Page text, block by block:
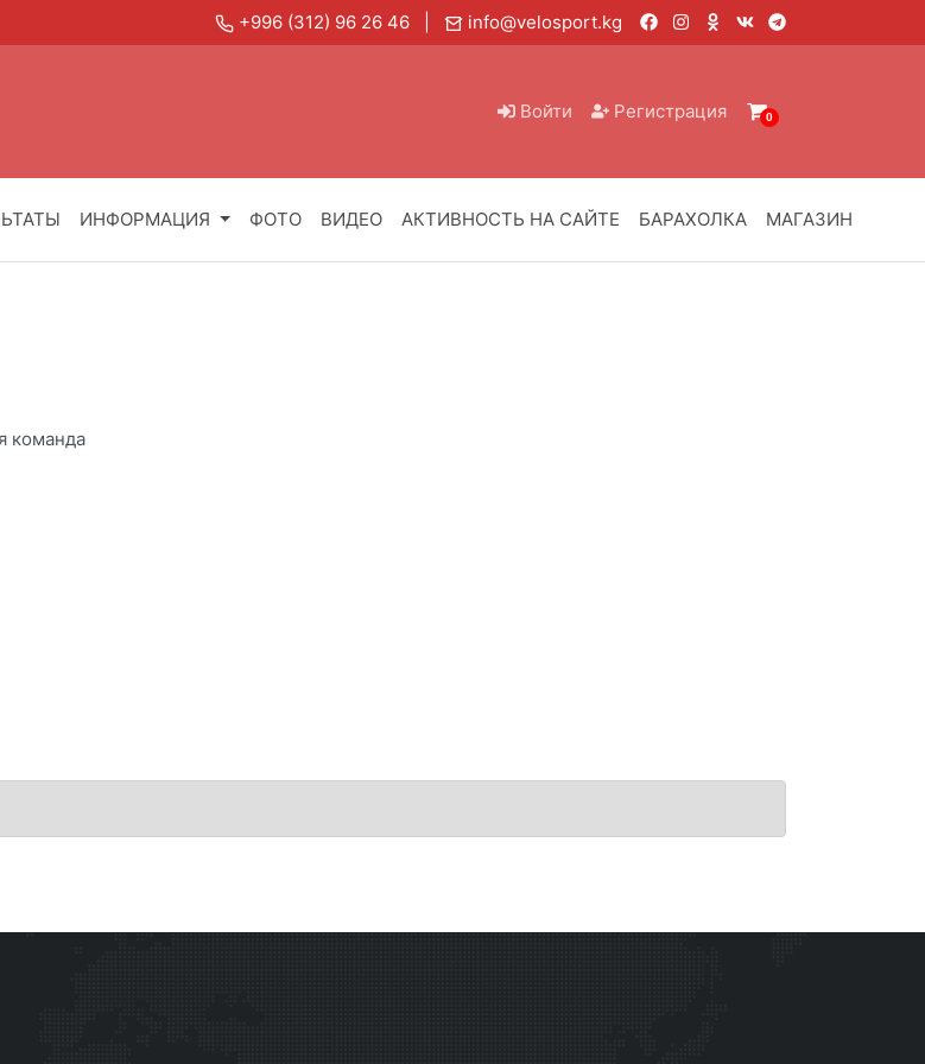
+996 (312) 96 26 46 | info@velosport.kg
Войти Регистрация 0
ИНФОРМАЦИЯ ФОТО ВИДЕО АКТИВНОСТЬ НА САЙТЕ БАРАХОЛКА МАГАЗИН
команда